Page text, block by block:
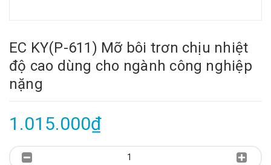
EC KY(P-611) Mỡ bôi trơn chịu nhiệt
độ cao dùng cho ngành công nghiệp
nặng
1.015.000₫